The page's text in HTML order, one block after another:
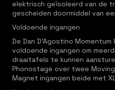
elektrisch geïsoleerd van de
gescheiden doormiddel van
Voldoende ingangen
De Dan D’Agostino
voldoende ingangen om
draaitafels te kunnen
Phonostage over twee
Magnet ingangen beide met